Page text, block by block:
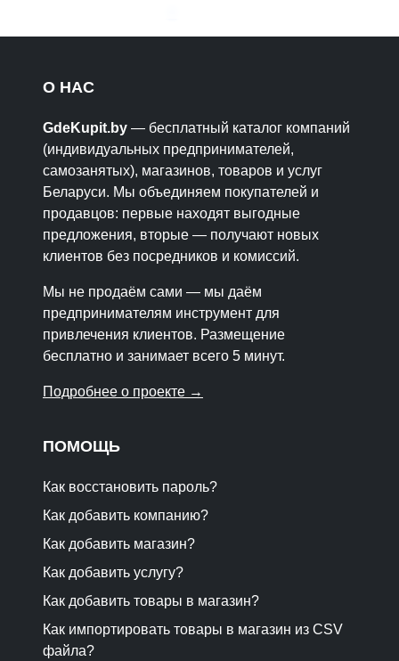
О НАС
GdeKupit.by — бесплатный каталог компаний
(индивидуальных предпринимателей,
самозанятых), магазинов, товаров и услуг
Беларуси. Мы объединяем покупателей и
продавцов: первые находят выгодные
предложения, вторые — получают новых
клиентов без посредников и комиссий.
Мы не продаём сами — мы даём
предпринимателям инструмент для
привлечения клиентов. Размещение
бесплатно и занимает всего 5 минут.
Подробнее о проекте →
ПОМОЩЬ
Как восстановить пароль?
Как добавить компанию?
Как добавить магазин?
Как добавить услугу?
Как добавить товары в магазин?
Как импортировать товары в магазин из CSV
файла?